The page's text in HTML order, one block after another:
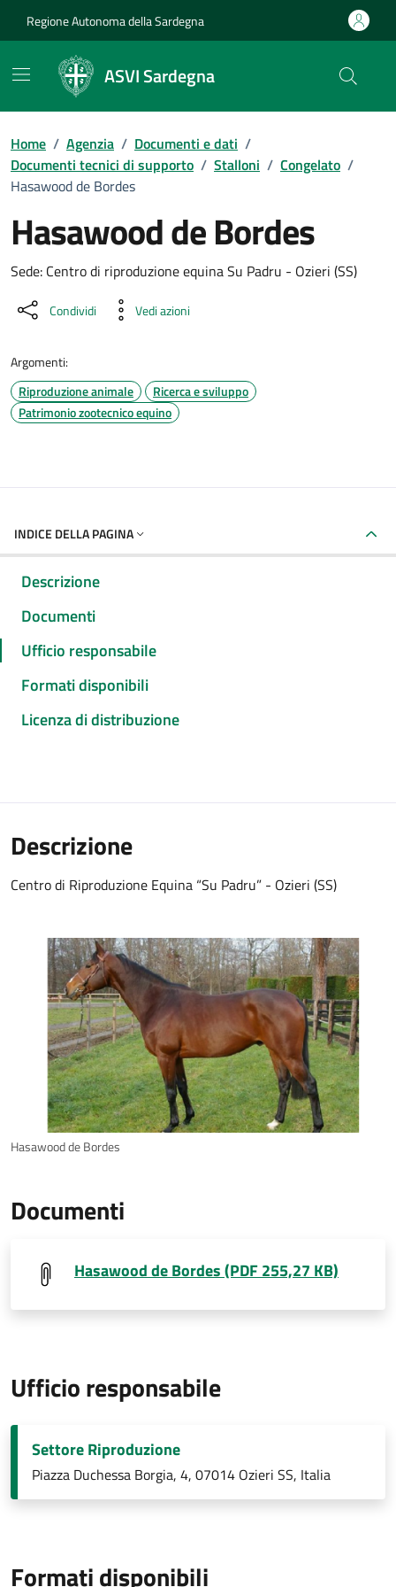
Regione Autonoma della Sardegna
ASVI Sardegna
Home / Agenzia / Documenti e dati /
Documenti tecnici di supporto / Stalloni / Congelato /
Hasawood de Bordes
Hasawood de Bordes
Dettaglio del documento
Sede: Centro di riproduzione equina Su Padru - Ozieri (SS)
Condividi Vedi azioni
Argomenti:
Riproduzione animale
Ricerca e sviluppo
Patrimonio zootecnico equino
INDICE DELLA PAGINA
Descrizione
Documenti
Ufficio responsabile
Formati disponibili
Licenza di distribuzione
Descrizione
Centro di Riproduzione Equina “Su Padru” - Ozieri (SS)
Hasawood de Bordes
Documenti
Hasawood de Bordes (PDF 255,27 KB)
Ufficio responsabile
Settore Riproduzione
Piazza Duchessa Borgia, 4, 07014 Ozieri SS, Italia
Formati disponibili